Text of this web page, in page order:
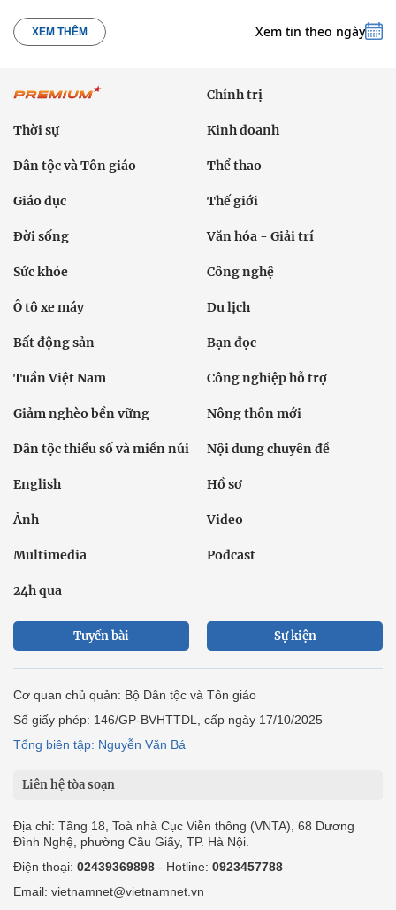
XEM THÊM Xem tin theo ngày
Chính trị
Thời sự Kinh doanh
Dân tộc và Tôn giáo Thể thao
Giáo dục Thế giới
Đời sống Văn hóa - Giải trí
Sức khỏe Công nghệ
Ô tô xe máy Du lịch
Bất động sản Bạn đọc
Tuần Việt Nam Công nghiệp hỗ trợ
Giảm nghèo bền vững Nông thôn mới
Dân tộc thiểu số và miền núi Nội dung chuyên đề
English Hồ sơ
Ảnh Video
Multimedia Podcast
24h qua
Tuyến bài Sự kiện
Cơ quan chủ quản: Bộ Dân tộc và Tôn giáo
Số giấy phép: 146/GP-BVHTTDL, cấp ngày 17/10/2025
Tổng biên tập: Nguyễn Văn Bá
Liên hệ tòa soạn
Địa chỉ: Tầng 18, Toà nhà Cục Viễn thông (VNTA), 68 Dương
Đình Nghệ, phường Cầu Giấy, TP. Hà Nội.
Điện thoại: 02439369898 - Hotline: 0923457788
Email: vietnamnet@vietnamnet.vn